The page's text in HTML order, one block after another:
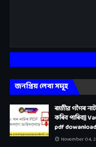
জনপ্ৰিয় লেখা সমূহ
ৰাজীৱ গগৈৰ
কৰিব পাৰিব||
pdf
November 04,